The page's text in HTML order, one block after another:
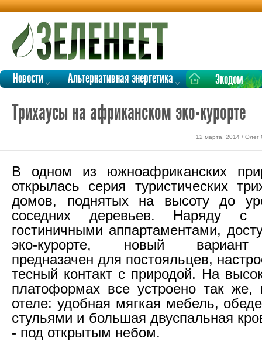
Новости Альтернативная энергетика Экодом
Трихаусы на африканском эко-курорте
12 марта, 2014 / Олег
В одном из южноафриканских
открылась серия туристических
домов, поднятых на высоту до
соседних деревьев. Наряду с
гостиничными аппартаментами,
эко-курорте, новый вариант
предназачен для постояльцев,
тесный контакт с природой. На
платоформах все устроено так
отеле: удобная мягкая мебель,
стульями и большая двуспальная
- под открытым небом.